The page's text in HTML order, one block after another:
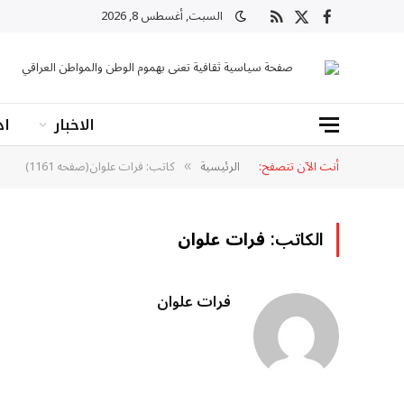
فيسبوك
X
RSS السبت, أغسطس 8, 2026
صفحة سياسية ثقافية تعنى بهموم الوطن والمواطن العراقي
الاخبار
أنت الآن تتصفح: الرئيسية » كاتب: فرات علوان(صفحه 1161)
الكاتب: فرات علوان
فرات علوان